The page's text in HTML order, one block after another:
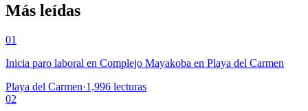
Más leídas
01
Inicia paro laboral en Complejo Mayakoba en Playa del Carmen
Playa del Carmen·1,996 lecturas
02